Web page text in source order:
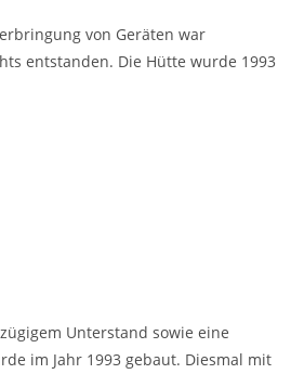
von Geräten war
entstanden. Die Hütte wurde 1993
Unterstand sowie eine
im Jahr 1993 gebaut. Diesmal mit